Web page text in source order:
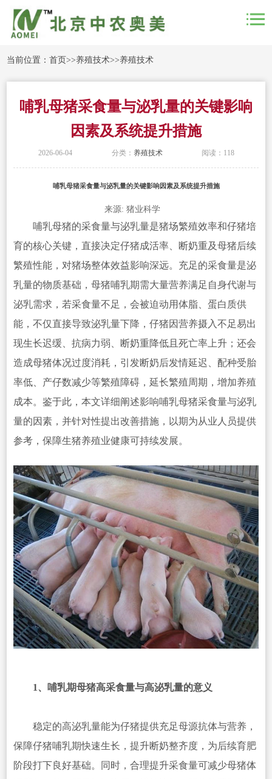
当前位置：首页>>养殖技术>>养殖技术
哺乳母猪采食量与泌乳量的关键影响
因素及系统提升措施
2026-06-04 分类： 养殖技术 阅读：118
哺乳母猪采食量与泌乳量的关键影响因素及系统提升措施
来源: 猪业科学
哺乳母猪的采食量与泌乳量是猪场繁殖效率和仔猪培
育的核心关键，直接决定仔猪成活率、断奶重及母猪后续
繁殖性能，对猪场整体效益影响深远。充足的采食量是泌
乳量的物质基础，母猪哺乳期需大量营养满足自身代谢与
泌乳需求，若采食量不足，会被迫动用体脂、蛋白质供
能，不仅直接导致泌乳量下降，仔猪因营养摄入不足易出
现生长迟缓、抗病力弱、断奶重降低且死亡率上升；还会
造成母猪体况过度消耗，引发断奶后发情延迟、配种受胎
率低、产仔数减少等繁殖障碍，延长繁殖周期，增加养殖
成本。鉴于此，本文详细阐述影响哺乳母猪采食量与泌乳
量的因素，并针对性提出改善措施，以期为从业人员提供
参考，保障生猪养殖业健康可持续发展。
1、哺乳期母猪高采食量与高泌乳量的意义
稳定的高泌乳量能为仔猪提供充足母源抗体与营养，
保障仔猪哺乳期快速生长，提升断奶整齐度，为后续育肥
阶段打下良好基础。同时，合理提升采食量可减少母猪体